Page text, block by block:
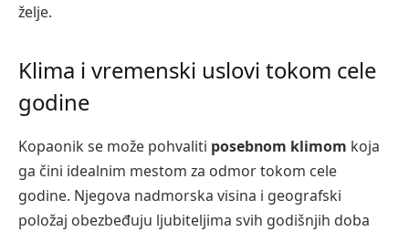
želje.
Klima i vremenski uslovi tokom cele
godine
Kopaonik se može pohvaliti posebnom klimom koja
ga čini idealnim mestom za odmor tokom cele
godine. Njegova nadmorska visina i geografski
položaj obezbeđuju ljubiteljima svih godišnjih doba